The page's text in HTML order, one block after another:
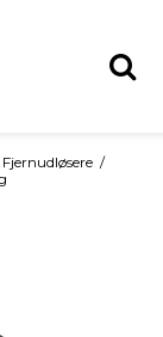
Fjernudløsere /